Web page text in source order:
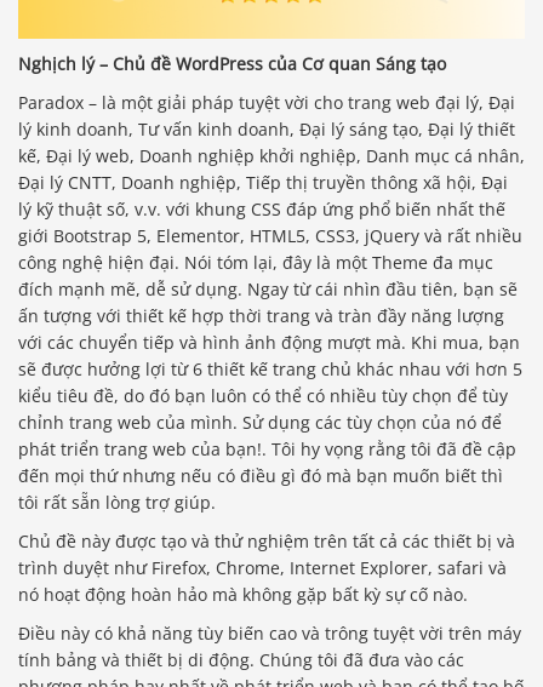
Nghịch lý – Chủ đề WordPress của Cơ quan Sáng tạo
Paradox – là một giải pháp tuyệt vời cho trang web đại lý, Đại
lý kinh doanh, Tư vấn kinh doanh, Đại lý sáng tạo, Đại lý thiết
kế, Đại lý web, Doanh nghiệp khởi nghiệp, Danh mục cá nhân,
Đại lý CNTT, Doanh nghiệp, Tiếp thị truyền thông xã hội, Đại
lý kỹ thuật số, v.v. với khung CSS đáp ứng phổ biến nhất thế
giới Bootstrap 5, Elementor, HTML5, CSS3, jQuery và rất nhiều
công nghệ hiện đại. Nói tóm lại, đây là một Theme đa mục
đích mạnh mẽ, dễ sử dụng. Ngay từ cái nhìn đầu tiên, bạn sẽ
ấn tượng với thiết kế hợp thời trang và tràn đầy năng lượng
với các chuyển tiếp và hình ảnh động mượt mà. Khi mua, bạn
sẽ được hưởng lợi từ 6 thiết kế trang chủ khác nhau với hơn 5
kiểu tiêu đề, do đó bạn luôn có thể có nhiều tùy chọn để tùy
chỉnh trang web của mình. Sử dụng các tùy chọn của nó để
phát triển trang web của bạn!. Tôi hy vọng rằng tôi đã đề cập
đến mọi thứ nhưng nếu có điều gì đó mà bạn muốn biết thì
tôi rất sẵn lòng trợ giúp.
Chủ đề này được tạo và thử nghiệm trên tất cả các thiết bị và
trình duyệt như Firefox, Chrome, Internet Explorer, safari và
nó hoạt động hoàn hảo mà không gặp bất kỳ sự cố nào.
Điều này có khả năng tùy biến cao và trông tuyệt vời trên máy
tính bảng và thiết bị di động. Chúng tôi đã đưa vào các